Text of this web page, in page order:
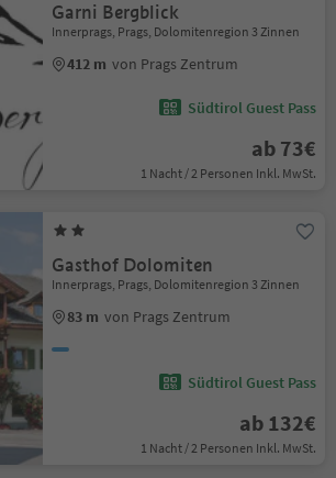
Garni Bergblick
Innerprags, Prags, Dolomitenregion 3 Zinnen
412 m von Prags Zentrum
Südtirol Guest Pass
ab 73€
1 Nacht / 2 Personen Inkl. MwSt.
Gasthof Dolomiten
Innerprags, Prags, Dolomitenregion 3 Zinnen
83 m von Prags Zentrum
Südtirol Guest Pass
ab 132€
1 Nacht / 2 Personen Inkl. MwSt.